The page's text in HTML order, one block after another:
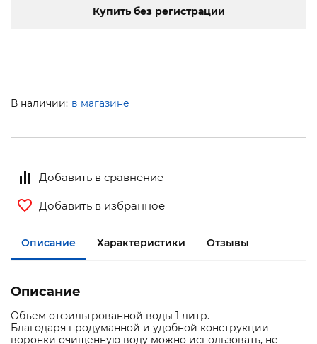
Купить без регистрации
В наличии: в магазине
Добавить в сравнение
Добавить в избранное
Описание Характеристики Отзывы
Описание
Объем отфильтрованной воды 1 литр.
Благодаря продуманной и удобной конструкции
воронки очищенную воду можно использовать, не